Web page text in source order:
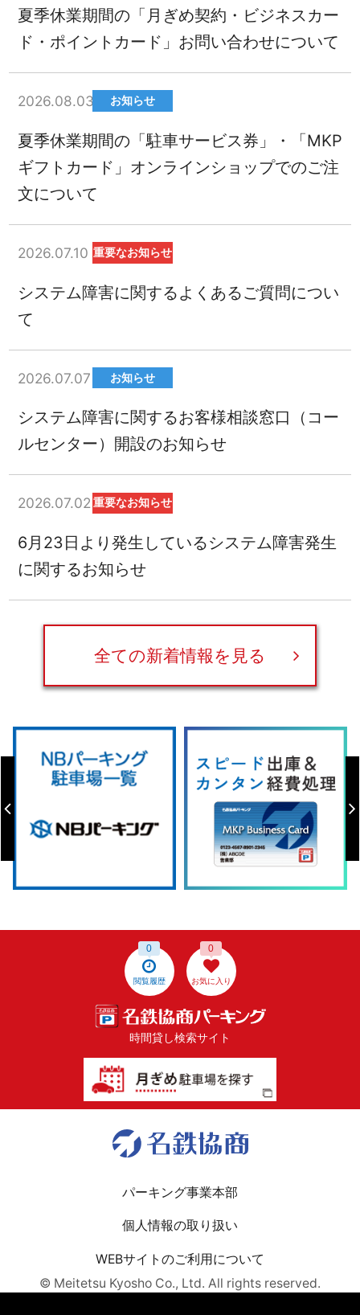
夏季休業期間の「月ぎめ契約・ビジネスカー
ド・ポイントカード」お問い合わせについて
2026.08.03 お知らせ
夏季休業期間の「駐車サービス券」・「MKP
ギフトカード」オンラインショップでのご注
文について
2026.07.10 重要なお知らせ
システム障害に関するよくあるご質問につい
て
2026.07.07 お知らせ
システム障害に関するお客様相談窓口（コー
ルセンター）開設のお知らせ
2026.07.02 重要なお知らせ
6月23日より発生しているシステム障害発生
に関するお知らせ
全ての新着情報を見る
閲覧履歴
0
お気に入り
0
時間貸し検索サイト
パーキング事業本部
個人情報の取り扱い
WEBサイトのご利用について
© Meitetsu Kyosho Co., Ltd. All rights reserved.